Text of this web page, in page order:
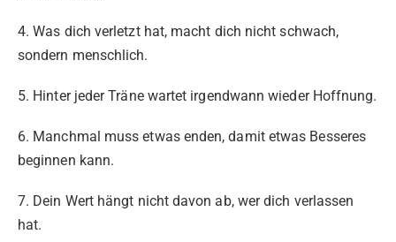
4. Was dich verletzt hat, macht dich nicht schwach,
sondern menschlich.
5. Hinter jeder Träne wartet irgendwann wieder Hoffnung.
6. Manchmal muss etwas enden, damit etwas Besseres
beginnen kann.
7. Dein Wert hängt nicht davon ab, wer dich verlassen
hat.